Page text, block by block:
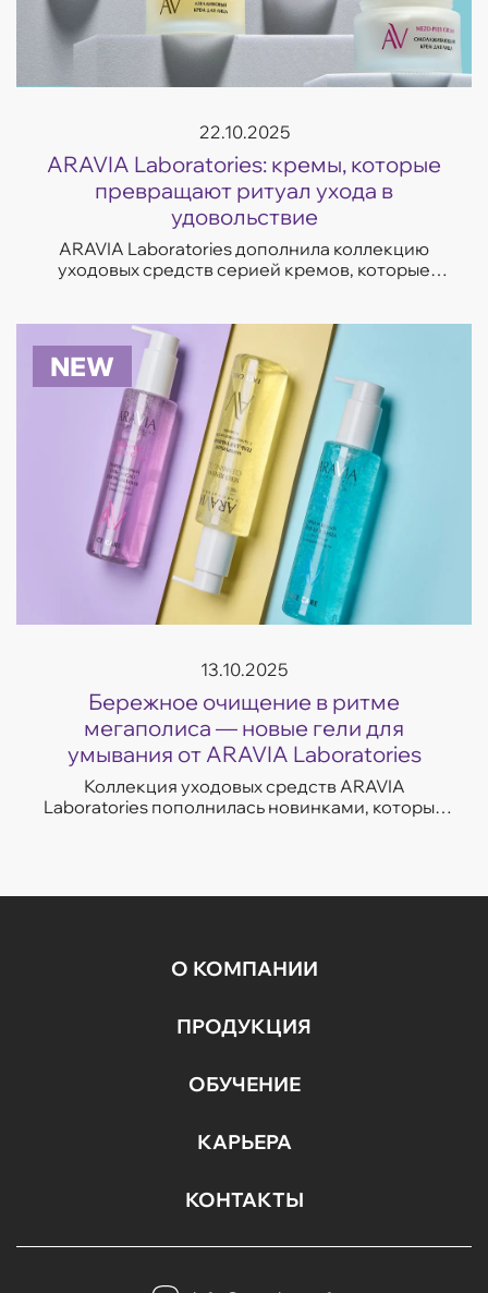
22.10.2025
ARAVIA Laboratories: кремы, которые
превращают ритуал ухода в
удовольствие
ARAVIA Laboratories дополнила коллекцию
уходовых средств серией кремов, которые
с несо...
NEW
13.10.2025
Бережное очищение в ритме
мегаполиса — новые гели для
умывания от ARAVIA Laboratories
Коллекция уходовых средств ARAVIA
Laboratories пополнилась новинками, которые
О КОМПАНИИ
ПРОДУКЦИЯ
ОБУЧЕНИЕ
КАРЬЕРА
КОНТАКТЫ